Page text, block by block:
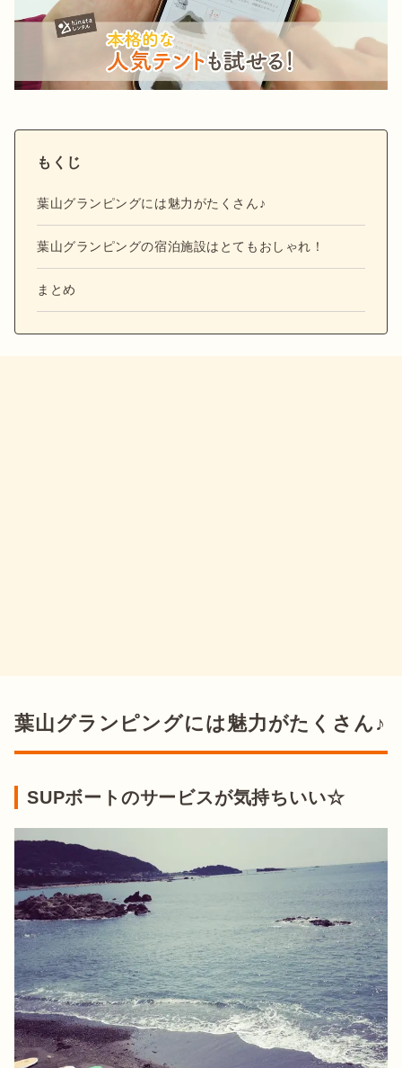
もくじ
葉山グランピングには魅力がたくさん♪
葉山グランピングの宿泊施設はとてもおしゃれ！
まとめ
葉山グランピングには魅力がたくさん♪
SUPボートのサービスが気持ちいい☆